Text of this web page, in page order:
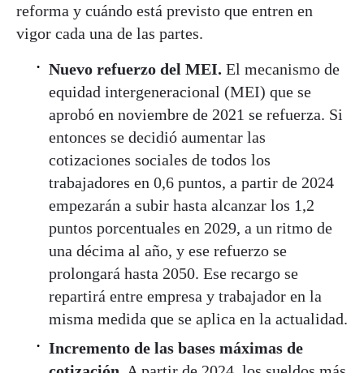
reforma y cuándo está previsto que entren en
vigor cada una de las partes.
Nuevo refuerzo del MEI. El mecanismo de
equidad intergeneracional (MEI) que se
aprobó en noviembre de 2021 se refuerza. Si
entonces se decidió aumentar las
cotizaciones sociales de todos los
trabajadores en 0,6 puntos, a partir de 2024
empezarán a subir hasta alcanzar los 1,2
puntos porcentuales en 2029, a un ritmo de
una décima al año, y ese refuerzo se
prolongará hasta 2050. Ese recargo se
repartirá entre empresa y trabajador en la
misma medida que se aplica en la actualidad.
Incremento de las bases máximas de